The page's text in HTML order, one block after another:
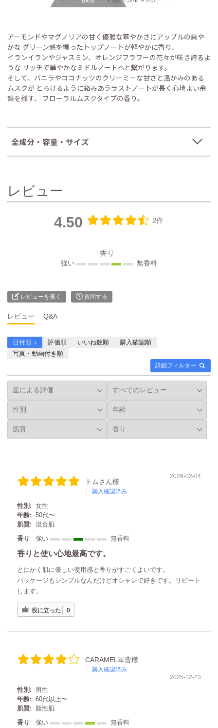
アーモンドやマグノリアの甘く優雅な華やかさにアップルの爽や
かな グリーン感を纏ったトップノートが軽やかに香り、
イランイランやジャスミン、オレンジフラワーの花々が咲き誇るよ
うな リッチで華やかなミドルノートへと繋がります。
そして、バニラやココナッツのクリーミーな甘さと温かみのある
ムスクが とろけるように絡みあうラストノートが長く心地よい余
韻を残す、 フローラルムスクタイプの香り。
全成分・容量・サイズ
レビュー
4.50 2件
香り
強い 無香料
レビューを書く 質問する
レビュー Q&A
詳細フィルター
日付順 ↓ 評価順 いいね数順
購入確認順
写真・動画付き順
トムさん様
購入確認済み
2026-02-04
性別: 女性
年齢: 50代〜
肌質: 混合肌
香り
強い 無香料
香りと使い心地最高です。
とにかく肌に優しい使用感と香りがすごくよいです。
パッケージもシンプルなんだけどオシャレで好きです。リピート
します。
役に立った 0
CARAMEL軍曹様
購入確認済み
2025-12-23
性別:
男性
年齢: 60代以上〜
肌質:
脂性肌
香り
強い 無香料